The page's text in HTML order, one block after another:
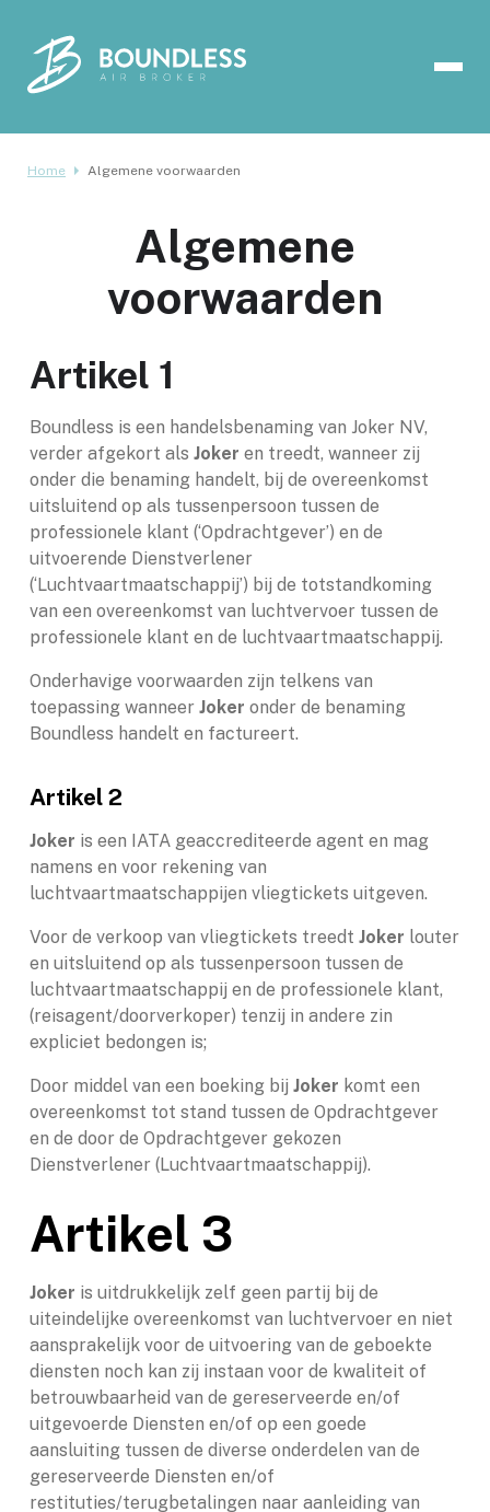
Home Algemene voorwaarden
Algemene
voorwaarden
Artikel 1
Boundless is een handelsbenaming van Joker NV,
verder afgekort als Joker en treedt, wanneer zij
onder die benaming handelt, bij de overeenkomst
uitsluitend op als tussenpersoon tussen de
professionele klant (‘Opdrachtgever’) en de
uitvoerende Dienstverlener
(‘Luchtvaartmaatschappij’) bij de totstandkoming
van een overeenkomst van luchtvervoer tussen de
professionele klant en de luchtvaartmaatschappij.
Onderhavige voorwaarden zijn telkens van
toepassing wanneer Joker onder de benaming
Boundless handelt en factureert.
Artikel 2
Joker is een IATA geaccrediteerde agent en mag
namens en voor rekening van
luchtvaartmaatschappijen vliegtickets uitgeven.
Voor de verkoop van vliegtickets treedt Joker louter
en uitsluitend op als tussenpersoon tussen de
luchtvaartmaatschappij en de professionele klant,
(reisagent/doorverkoper) tenzij in andere zin
expliciet bedongen is;
Door middel van een boeking bij Joker komt een
overeenkomst tot stand tussen de Opdrachtgever
en de door de Opdrachtgever gekozen
Dienstverlener (Luchtvaartmaatschappij).
Artikel 3
Joker is uitdrukkelijk zelf geen partij bij de
uiteindelijke overeenkomst van luchtvervoer en niet
aansprakelijk voor de uitvoering van de geboekte
diensten noch kan zij instaan voor de kwaliteit of
betrouwbaarheid van de gereserveerde en/of
uitgevoerde Diensten en/of op een goede
aansluiting tussen de diverse onderdelen van de
gereserveerde Diensten en/of
restituties/terugbetalingen naar aanleiding van